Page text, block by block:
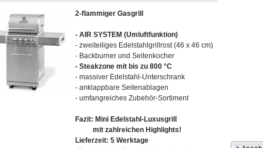
2-flammiger Gasgrill
- AIR SYSTEM (Umluftfunktion)
- zweiteiliges Edelstahlgrillrost (46 x 46 cm)
- Backburner und Seitenkocher
- Steakzone mit bis zu 800 °C
- massiver Edelstahl-Unterschrank
- anklappbare Seitenablagen
- umfangreiches Zubehör-Sortiment
Fazit: Mini Edelstahl-Luxusgrill
mit zahlreichen Highlights!
Lieferzeit: 5 Werktage